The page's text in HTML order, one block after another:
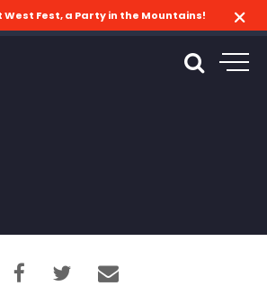
West Fest, a Party in the Mountains!